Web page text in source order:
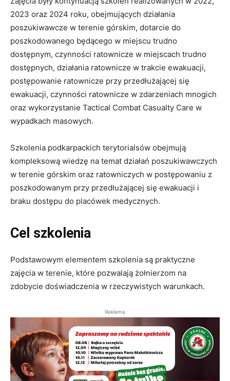
2023 oraz 2024 roku, obejmujących działania
poszukiwawcze w terenie górskim, dotarcie do
poszkodowanego będącego w miejscu trudno
dostępnym, czynności ratownicze w miejscach trudno
dostępnych, działania ratownicze w trakcie ewakuacji,
postępowanie ratownicze przy przedłużającej się
ewakuacji, czynności ratownicze w zdarzeniach mnogich
oraz wykorzystanie Tactical Combat Casualty Care w
wypadkach masowych.
Szkolenia podkarpackich terytorialsów obejmują
kompleksową wiedzę na temat działań poszukiwawczych
w terenie górskim oraz ratowniczych w postępowaniu z
poszkodowanym przy przedłużającej się ewakuacji i
braku dostępu do placówek medycznych.
Cel szkolenia
Podstawowym elementem szkolenia są praktyczne
zajęcia w terenie, które pozwalają żołnierzom na
zdobycie doświadczenia w rzeczywistych warunkach.
Reklama